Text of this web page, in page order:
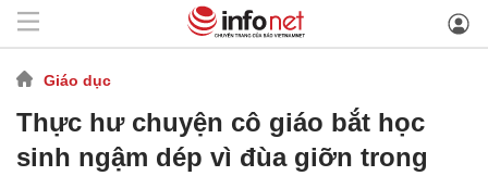
Giáo dục
Thực hư chuyện cô giáo bắt học
sinh ngậm dép vì đùa giỡn trong